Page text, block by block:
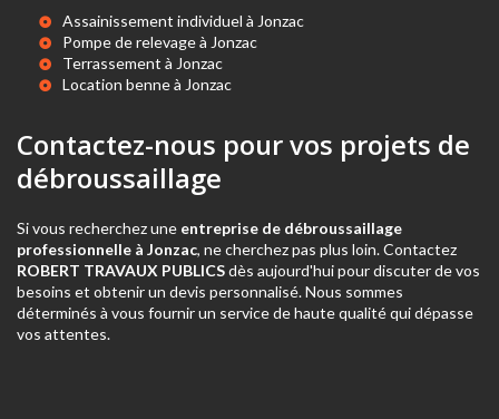
Assainissement individuel à Jonzac
Pompe de relevage à Jonzac
Terrassement à Jonzac
Location benne à Jonzac
Contactez-nous pour vos projets de
débroussaillage
Si vous recherchez une entreprise de débroussaillage
professionnelle à Jonzac, ne cherchez pas plus loin. Contactez
ROBERT TRAVAUX PUBLICSdès aujourd'hui pour discuter de vos
besoins et obtenir un devis personnalisé. Nous sommes
déterminés à vous fournir un service de haute qualité qui dépasse
vos attentes.